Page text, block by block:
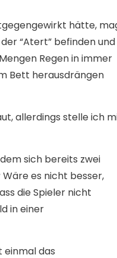
hätte,
“Atert” befinden und
Regen in immer
Bett herausdrängen
allerdings stelle ich
sich bereits zwei
es nicht besser,
die Spieler nicht
in einer
einmal das